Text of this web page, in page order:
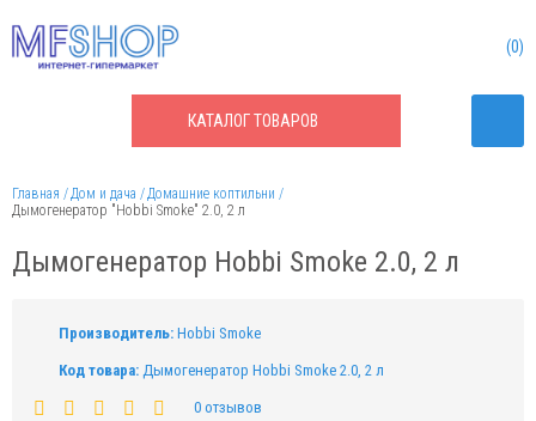
КАТАЛОГТОВАРОВ
0
Главная Дом и дача
Домашние коптильни
Дымогенератор "Hobbi Smoke" 2.0, 2 л
Дымогенератор Hobbi Smoke 2.0, 2 л
Производитель: Hobbi Smoke
Код товара: Дымогенератор Hobbi Smoke 2.0, 2 л
0 отзывов